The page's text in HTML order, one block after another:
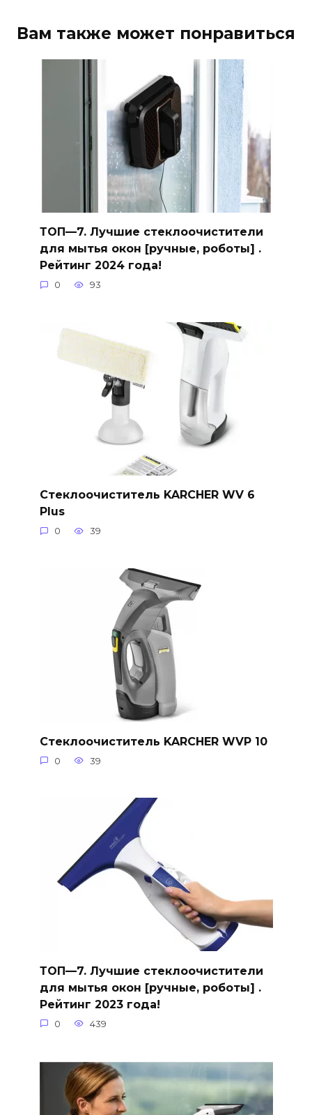
Вам также может понравиться
ТОП—7. Лучшие стеклоочистители
для мытья окон [ручные, роботы] .
Рейтинг 2024 года!
0 93
Стеклоочиститель KARCHER WV 6
Plus
0 39
Стеклоочиститель KARCHER WVP 10
0 39
ТОП—7. Лучшие стеклоочистители
для мытья окон [ручные, роботы] .
Рейтинг 2023 года!
0 439